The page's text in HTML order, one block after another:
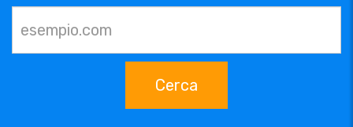
Cerca